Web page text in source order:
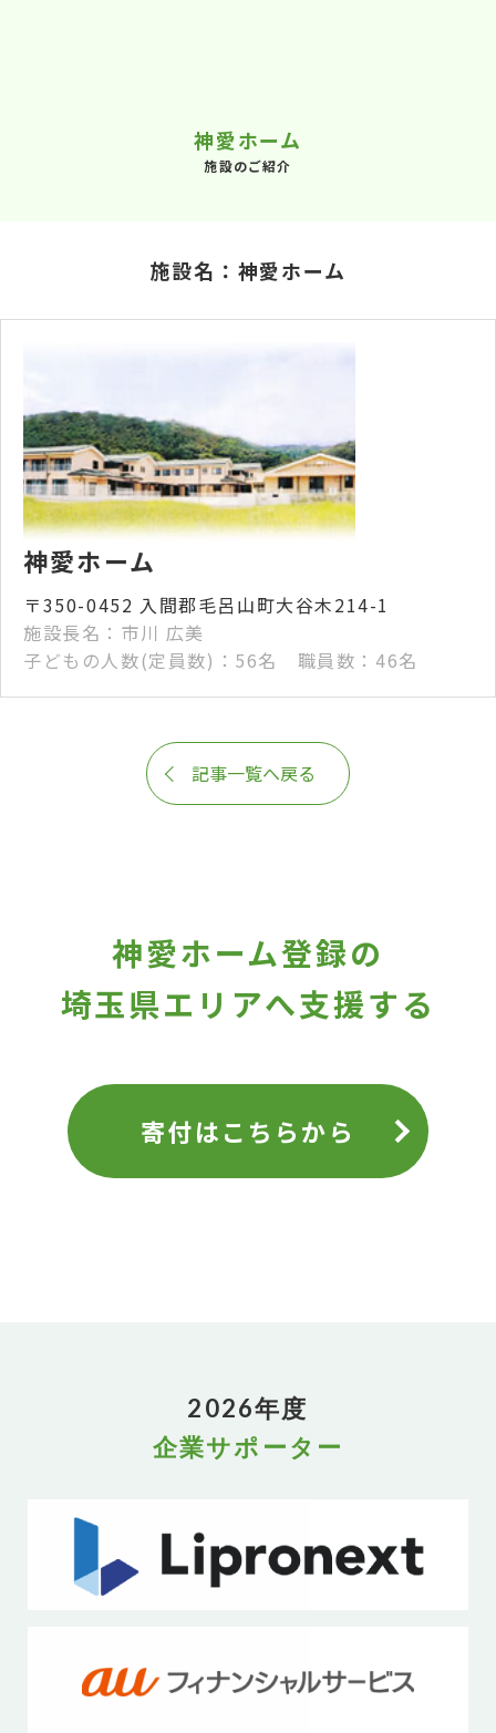
神愛ホーム
施設のご紹介
施設名：神愛ホーム
神愛ホーム
〒350-0452 入間郡毛呂山町大谷木214-1
施設長名：市川 広美
子どもの人数(定員数)：56名 職員数：46名
記事一覧へ戻る
神愛ホーム登録の
埼玉県エリアへ支援する
寄付はこちらから
2026年度
企業サポーター